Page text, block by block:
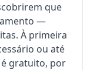
que
—
À primeira
ou até
gratuito, por